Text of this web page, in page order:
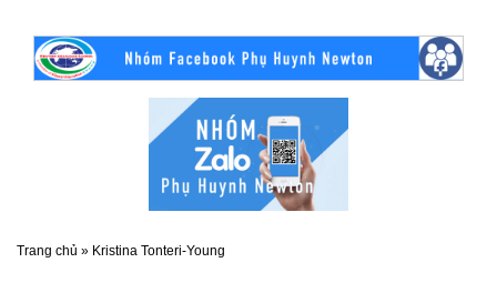
Trang chủ » Kristina Tonteri-Young